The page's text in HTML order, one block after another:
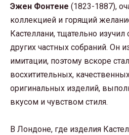
Эжен Фонтене (1823-1887),
коллекцией и горящий
Кастеллани, тщательно
других частных собраний. Он
имитации, поэтому вскоре
восхитительных,
оригинальных изделий,
вкусом и чувством стиля.
В Лондоне, где изделия